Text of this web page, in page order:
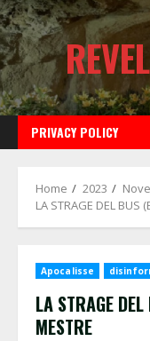
Skip
to
content
PRIVACY POLICY
Home 2023
LA STRAGE DEL BUS
Apocalisse
LA STRAGE
MESTRE